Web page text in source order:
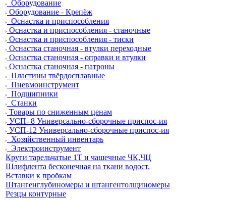
Оборудование
Оборудование - Крепёж
Оснастка и приспособления
Оснастка и приспособления - станочные
Оснастка и приспособления - тиски
Оснастка станочная - втулки переходные
Оснастка станочная - оправки и втулки
Оснастка станочная - патроны
Пластины твёрдосплавные
Пневмоинструмент
Подшипники
Станки
Товары по сниженным ценам
УСП- 8 Универсально-сборочные приспос-ия
УСП-12 Универсально-сборочные приспос-ия
Хозяйственный инвентарь
Электроинструмент
Круги тарельчатые 1Т и чашечные ЧК,ЧЦ
Шлифлента бесконечная на ткани водост.
Вставки к пробкам
Штангенглубиномеры и штангентолщиномеры
Резцы контурные